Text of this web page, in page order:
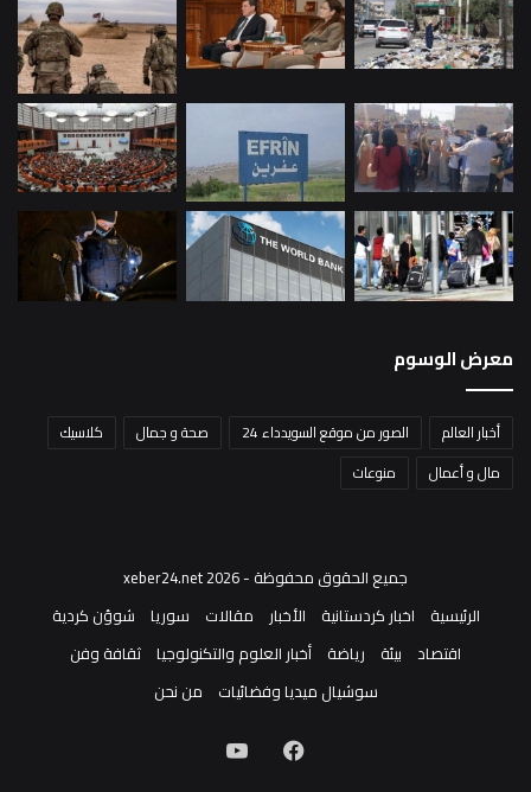
معرض الوسوم
أخبار العالم الصور من موقع السويدداء 24 صحة و جمال
كلاسيك
مال و أعمال
منوعات
جميع الحقوق محفوظة - xeber24.net 2026
الرئيسية
اخبار كردستانية الأخبار مقالات سوريا
شوؤن كردية
اقتصاد
بيئة رياضة أخبار العلوم والتكنولوجيا ثقافة وفن
سوشيال ميديا وفضائيات
من نحن
فيسبوك‫YouTube